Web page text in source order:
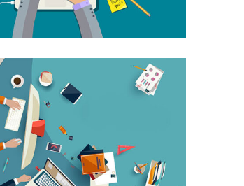
CREATIVE BUSINESS